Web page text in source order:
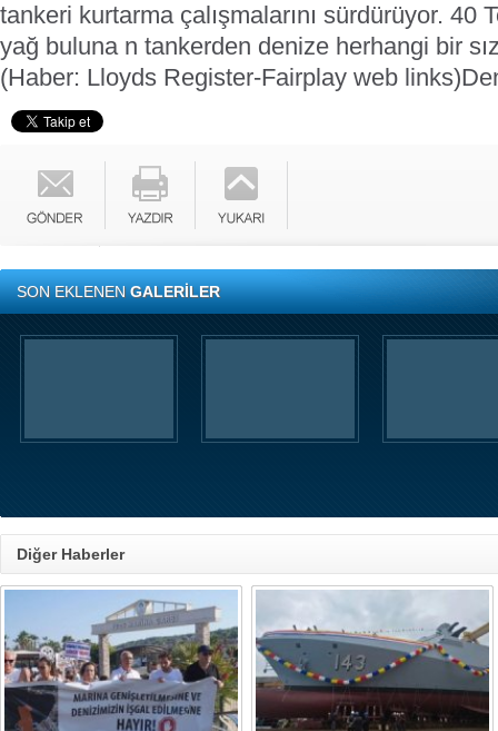
tankeri kurtarma çalışmalarını sürdürüyor. 40
yağ buluna n tankerden denize herhangi bir
(Haber: Lloyds Register-Fairplay web links)
SON EKLENENGALERİLER
Diğer Haberler